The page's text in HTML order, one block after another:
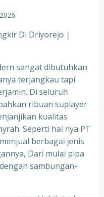
Di Driyorejo |
sangat dibutuhkan
terjangkau tapi
Di seluruh
ribuan suplayer
kualitas
Seperti hal nya PT
berbagai jenis
Dari mulai pipa
sambungan-